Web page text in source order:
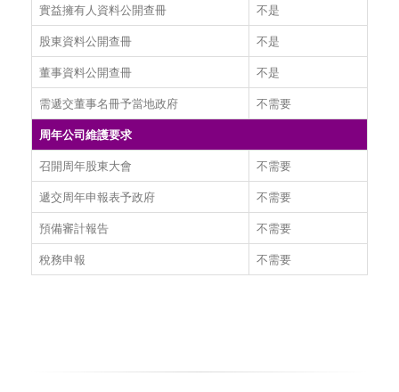
實益擁有人資料公開查冊
不是
股東資料公開查冊
不是
董事資料公開查冊
不是
需遞交董事名冊予當地政府
不需要
周年公司維護要求
召開周年股東大會
不需要
遞交周年申報表予政府
不需要
預備審計報告
不需要
稅務申報
不需要